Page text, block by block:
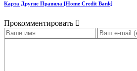
Карта Другие Правила [Home Credit Bank]
Прокомментировать